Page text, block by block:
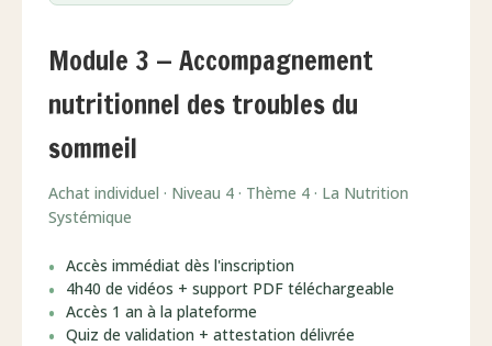
Module 3 — Accompagnement
nutritionnel des troubles du
sommeil
Achat individuel · Niveau 4 · Thème 4 · La Nutrition
Systémique
Accès immédiat dès l'inscription
4h40 de vidéos + support PDF téléchargeable
Accès 1 an à la plateforme
Quiz de validation + attestation délivrée